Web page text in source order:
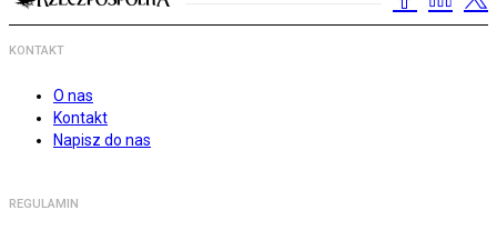
KONTAKT
O nas
Kontakt
Napisz do nas
REGULAMIN